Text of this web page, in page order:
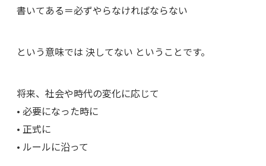
書いてある＝必ずやらなければならない
という意味では 決してない ということです。
将来、社会や時代の変化に応じて
• 必要になった時に
• 正式に
• ルールに沿って